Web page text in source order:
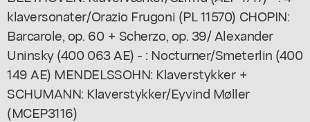
klaversonater/Orazio Frugoni (PL 11570) CHOPIN:
Barcarole, op. 60 + Scherzo, op. 39/ Alexander
Uninsky (400 063 AE) - : Nocturner/Smeterlin (400
149 AE) MENDELSSOHN: Klaverstykker +
SCHUMANN: Klaverstykker/Eyvind Møller
(MCEP3116)